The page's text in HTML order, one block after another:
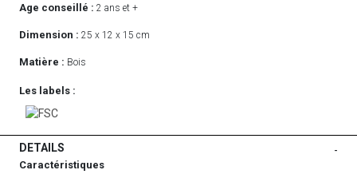
Age conseillé : 2 ans et +
Dimension : 25 x 12 x 15 cm
Matière : Bois
Les labels :
DETAILS -
Caractéristiques